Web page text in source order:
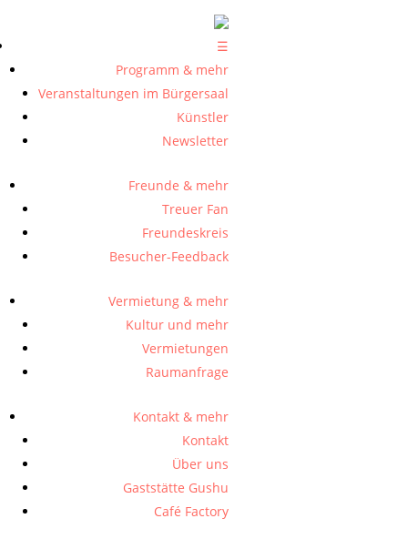
☰
Programm & mehr
Veranstaltungen im Bürgersaal
Künstler
Newsletter
Freunde & mehr
Treuer Fan
Freundeskreis
Besucher-Feedback
Vermietung & mehr
Kultur und mehr
Vermietungen
Raumanfrage
Kontakt & mehr
Kontakt
Über uns
Gaststätte Gushu
Café Factory